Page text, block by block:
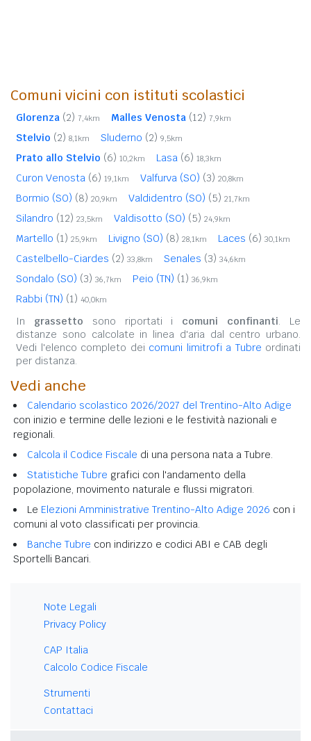
Comuni vicini con istituti scolastici
Glorenza (2) 7,4km Malles Venosta (12) 7,9km
Stelvio (2) 8,1km Sluderno (2) 9,5km
Prato allo Stelvio (6) 10,2km Lasa (6) 18,3km
Curon Venosta (6) 19,1km Valfurva (SO) (3) 20,8km
Bormio (SO) (8) 20,9km Valdidentro (SO) (5) 21,7km
Silandro (12) 23,5km Valdisotto (SO) (5) 24,9km
Martello (1) 25,9km Livigno (SO) (8) 28,1km Laces (6) 30,1km
Castelbello-Ciardes (2) 33,8km Senales (3) 34,6km
Sondalo (SO) (3) 36,7km Peio (TN) (1) 36,9km
Rabbi (TN) (1) 40,0km
In grassetto sono riportati i comuni confinanti. Le
distanze sono calcolate in linea d'aria dal centro urbano.
Vedi l'elenco completo dei comuni limitrofi a Tubre ordinati
per distanza.
Vedi anche
Calendario scolastico 2026/2027 del Trentino-Alto Adige
con inizio e termine delle lezioni e le festività nazionali e
regionali.
Calcola il Codice Fiscale di una persona nata a Tubre.
Statistiche Tubre grafici con l'andamento della
popolazione, movimento naturale e flussi migratori.
Le Elezioni Amministrative Trentino-Alto Adige 2026 con i
comuni al voto classificati per provincia.
Banche Tubre con indirizzo e codici ABI e CAB degli
Sportelli Bancari.
Note Legali
Privacy Policy
CAP Italia
Calcolo Codice Fiscale
Strumenti
Contattaci